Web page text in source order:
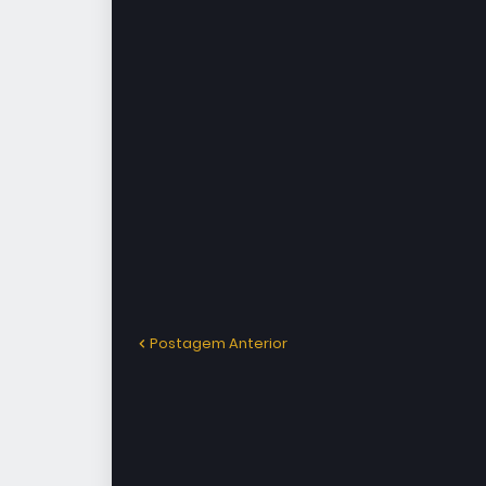
Postagem Anterior